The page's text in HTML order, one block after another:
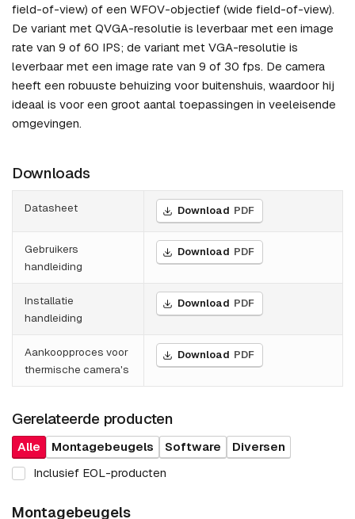
field-of-view) of een WFOV-objectief (wide field-of-view).
De variant met QVGA-resolutie is leverbaar met een image
rate van 9 of 60 IPS; de variant met VGA-resolutie is
leverbaar met een image rate van 9 of 30 fps. De camera
heeft een robuuste behuizing voor buitenshuis, waardoor hij
ideaal is voor een groot aantal toepassingen in veeleisende
omgevingen.
Downloads
Datasheet Download PDF
Gebruikers
handleiding
Download PDF
Installatie
handleiding
Download PDF
Aankoopproces voor
thermische camera's
Download PDF
Gerelateerde producten
Alle Montagebeugels Software
Diversen
Inclusief EOL-producten
Montagebeugels